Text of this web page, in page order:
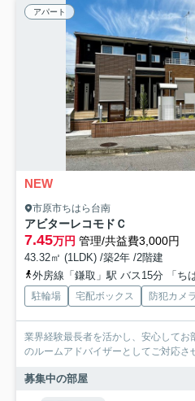
アパート
NEW
市原市ちはら台南
アビターレコモドＣ
7.45万円 管理/共益費3,000円
43.32㎡ (1LDK) /築2年 /2階建
外房線「鎌取」駅 バス15分 「ち
駐輪場 宅配ボックス 防犯カメラ
業界経験最長者を活かし、安心してお
のルームアドバイザーとしてご対応さ
募集中の部屋